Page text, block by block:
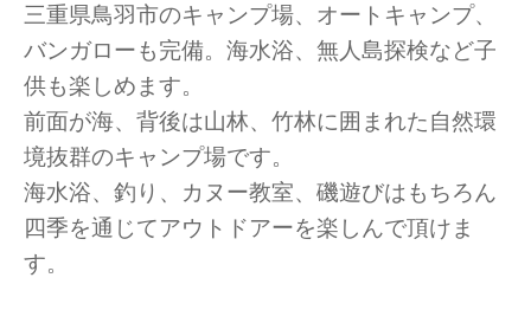
三重県鳥羽市のキャンプ場、オートキャンプ、
バンガローも完備。海水浴、無人島探検など子
供も楽しめます。
前面が海、背後は山林、竹林に囲まれた自然環
境抜群のキャンプ場です。
海水浴、釣り、カヌー教室、磯遊びはもちろん
四季を通じてアウトドアーを楽しんで頂けま
す。